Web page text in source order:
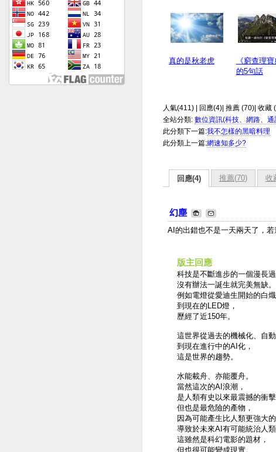
真的是秋老虎
《窮查理寶
的5句話
人氣(411) | 回應(4)| 推薦 (70)| 收藏 (
全站分類: 數位資訊(科技、網路、通
此分類下一篇:我不怎樣的黑暗料理
此分類上一篇:網速知多少?
回應(4) 推薦(70) 收
幻塵
AI的出錯也不是一天兩天了，
版主回應
科技是不斷進步的一個漫長過
沒有辦法一誕生就完美無缺。
例如電燈從愛迪生開始的白熾
到現在的LED燈，
歷經了近150年。
這世界從過去的機械化、自
到現在進行中的AI化，
這是世界的趨勢。
水能載舟、亦能覆舟。
當然這次的AI浪潮，
是人類有史以來最震撼的衝擊
但也是最危險的產物，
因為可能產生比人類更強大的
導致於未來AI有可能統治人類
這雖然是科幻電影的題材，
但也很可能變成現實。